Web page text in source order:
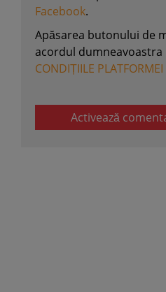
Facebook.
Apăsarea butonului de
acordul dumneavoastra
CONDIȚIILE
Activează